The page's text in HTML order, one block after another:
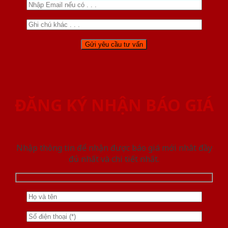
ĐĂNG KÝ NHẬN BÁO GIÁ
Nhập thông tin để nhận được báo giá mới nhât đầy
đủ nhất và chi tiết nhất.